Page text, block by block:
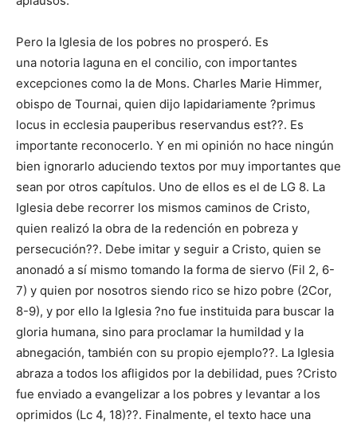
Pero la Iglesia de los pobres no prosperó. Es
una notoria laguna en el concilio, con importantes
excepciones como la de Mons. Charles Marie Himmer,
obispo de Tournai, quien dijo lapidariamente ?primus
locus in ecclesia pauperibus reservandus est??. Es
importante reconocerlo. Y en mi opinión no hace ningún
bien ignorarlo aduciendo textos por muy importantes que
sean por otros capítulos. Uno de ellos es el de LG 8. La
Iglesia debe recorrer los mismos caminos de Cristo,
quien realizó la obra de la redención en pobreza y
persecución??. Debe imitar y seguir a Cristo, quien se
anonadó a sí mismo tomando la forma de siervo (Fil 2, 6-
7) y quien por nosotros siendo rico se hizo pobre (2Cor,
8-9), y por ello la Iglesia ?no fue instituida para buscar la
gloria humana, sino para proclamar la humildad y la
abnegación, también con su propio ejemplo??. La Iglesia
abraza a todos los afligidos por la debilidad, pues ?Cristo
fue enviado a evangelizar a los pobres y levantar a los
oprimidos (Lc 4, 18)??. Finalmente, el texto hace una